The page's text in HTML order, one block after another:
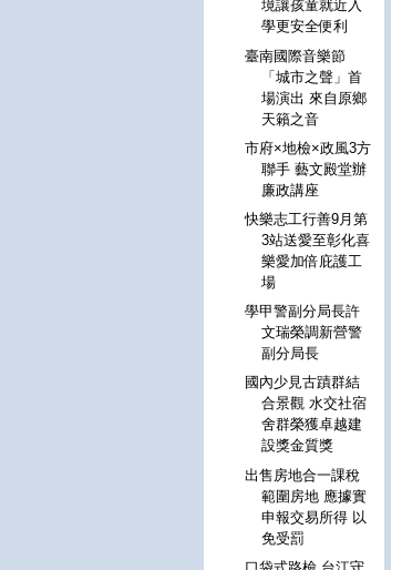
境讓孩童就近入
學更安全便利
臺南國際音樂節
「城市之聲」首
場演出 來自原鄉
天籟之音
市府×地檢×政風3方
聯手 藝文殿堂辦
廉政講座
快樂志工行善9月第
3站送愛至彰化喜
樂愛加倍庇護工
場
學甲警副分局長許
文瑞榮調新營警
副分局長
國內少見古蹟群結
合景觀 水交社宿
舍群榮獲卓越建
設獎金質獎
出售房地合一課稅
範圍房地 應據實
申報交易所得 以
免受罰